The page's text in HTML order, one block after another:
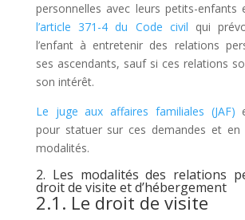
personnelles avec leurs petits-enfants
l’article 371-4 du Code civil qui
l’enfant à entretenir des relations
ses ascendants, sauf si ces relations
son intérêt.
Le juge aux affaires familiales (JAF)
pour statuer sur ces demandes et en
modalités.
2. Les modalités des relations
droit de visite et d’hébergement
2.1. Le droit de visite